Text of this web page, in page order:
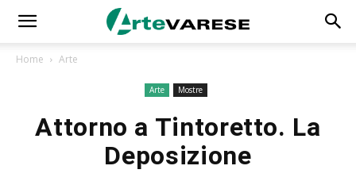
Home Arte
Arte Mostre
Attorno a Tintoretto. La
Deposizione